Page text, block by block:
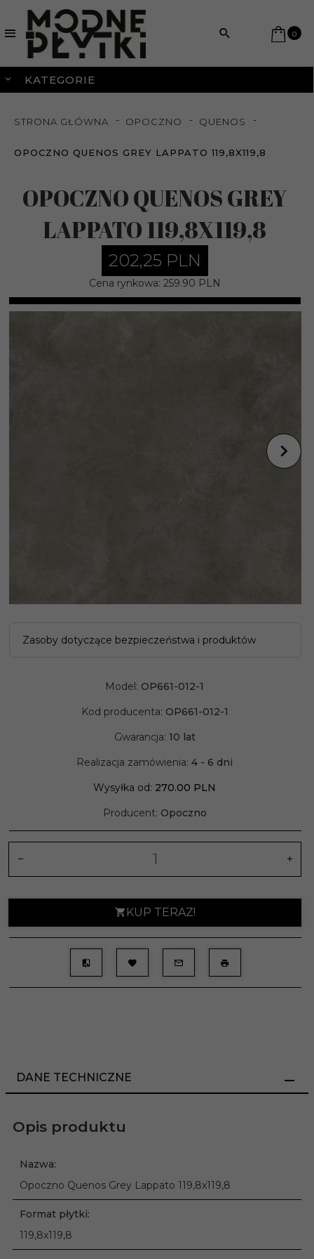
0
KATEGORIE
STRONA GŁÓWNA OPOCZNO QUENOS
OPOCZNO QUENOS GREY LAPPATO 119,8X119,8
OPOCZNO QUENOS GREY
LAPPATO 119,8X119,8
202,25 PLN
Cena rynkowa: 259.90 PLN
Zasoby dotyczące bezpieczeństwa i produktów
Model: OP661-012-1
Kod producenta: OP661-012-1
Gwarancja: 10 lat
Realizacja zamówienia: 4 - 6 dni
Wysyłka od: 270.00 PLN
Producent: Opoczno
KUP TERAZ!
DANE TECHNICZNE
Opis produktu
Nazwa:
Opoczno Quenos Grey Lappato 119,8x119,8
Format płytki:
119,8x119,8